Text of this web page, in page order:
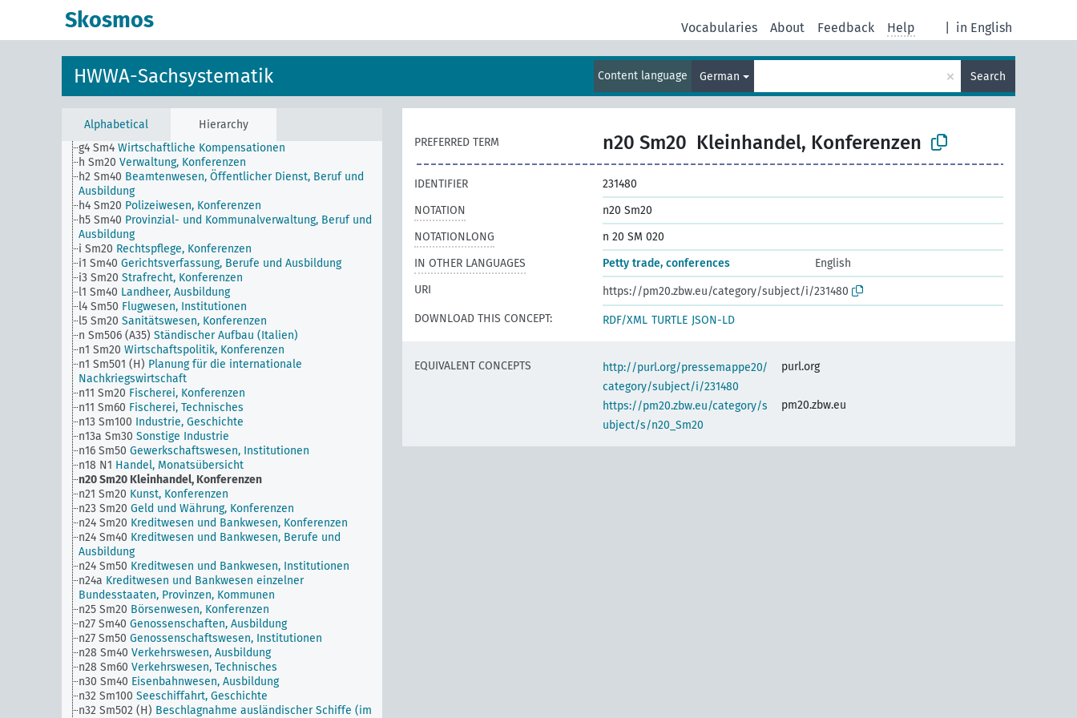
Skosmos in English
Vocabularies About Feedback Help
HWWA-Sachsystematik Content language German × Search
Alphabetical Hierarchy
1938
Deutscher Kriegsverbrecher, Einzelne Namen
Dreimächtepakt Deutschland, Italien und
g4 Sm100 Deutscher Zollverein
g4 Sm26
Auslandsniederlassungsrecht
g4 Sm4 Wirtschaftliche Kompensationen
h Sm20 Verwaltung, Konferenzen
h2 Sm40 Beamtenwesen, Öffentlicher Dienst, Beruf und
Ausbildung
h4 Sm20 Polizeiwesen, Konferenzen
h5 Sm40 Provinzial- und Kommunalverwaltung, Beruf und
Ausbildung
i Sm20 Rechtspflege, Konferenzen
i1 Sm40 Gerichtsverfassung, Berufe und Ausbildung
i3 Sm20 Strafrecht, Konferenzen
l1 Sm40 Landheer, Ausbildung
l4 Sm50 Flugwesen, Institutionen
l5 Sm20 Sanitätswesen, Konferenzen
n Sm506 (A35) Ständischer Aufbau (Italien)
n1 Sm20 Wirtschaftspolitik, Konferenzen
n1 Sm501 (H) Planung für die internationale
Nachkriegswirtschaft
n11 Sm20 Fischerei, Konferenzen
n11 Sm60 Fischerei, Technisches
n13 Sm100 Industrie, Geschichte
n13a Sm30 Sonstige Industrie
n16 Sm50 Gewerkschaftswesen, Institutionen
n18 N1 Handel, Monatsübersicht
n20 Sm20 Kleinhandel, Konferenzen
n21 Sm20 Kunst, Konferenzen
n23 Sm20 Geld und Währung, Konferenzen
n24 Sm20 Kreditwesen und Bankwesen, Konferenzen
n24 Sm40 Kreditwesen und Bankwesen, Berufe und
Ausbildung
n24 Sm50 Kreditwesen und Bankwesen, Institutionen
n24a Kreditwesen und Bankwesen einzelner
Bundesstaaten, Provinzen, Kommunen
n25 Sm20 Börsenwesen, Konferenzen
n27 Sm40 Genossenschaften, Ausbildung
n27 Sm50 Genossenschaftswesen, Institutionen
n28 Sm40 Verkehrswesen, Ausbildung
n28 Sm60 Verkehrswesen, Technisches
n30 Sm40 Eisenbahnwesen, Ausbildung
n32 Sm100 Seeschiffahrt, Geschichte
n32 Sm502 (H) Beschlagnahme ausländischer Schiffe (im
PREFERRED TERM n20 Sm20 Kleinhandel, Konferenzen
IDENTIFIER
231480
NOTATION
n20 Sm20
NOTATIONLONG
n 20 SM 020
IN OTHER LANGUAGES
Petty trade, conferences
English
URI
https://pm20.zbw.eu/category/subject/i/231480
DOWNLOAD THIS CONCEPT:
RDF/XML TURTLE JSON-LD
EQUIVALENT CONCEPTS
http://purl.org/pressemappe20/
category/subject/i/231480
purl.org
https://pm20.zbw.eu/category/s
ubject/s/n20_Sm20
pm20.zbw.eu